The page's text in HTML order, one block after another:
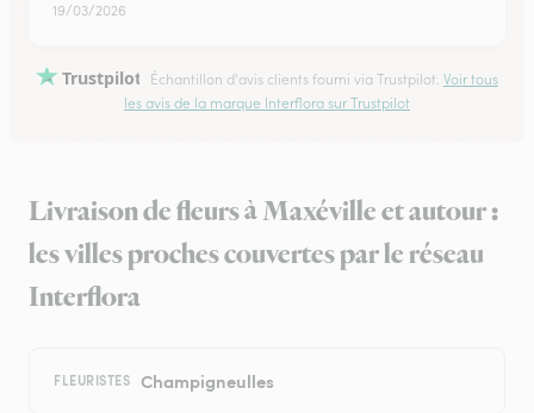
19/03/2026
Trustpilot Échantillon d'avis clients fourni via Trustpilot. Voir tous
les avis de la marque Interflora sur Trustpilot
Livraison de fleurs à Maxéville et autour :
les villes proches couvertes par le réseau
Interflora
FLEURISTES Champigneulles